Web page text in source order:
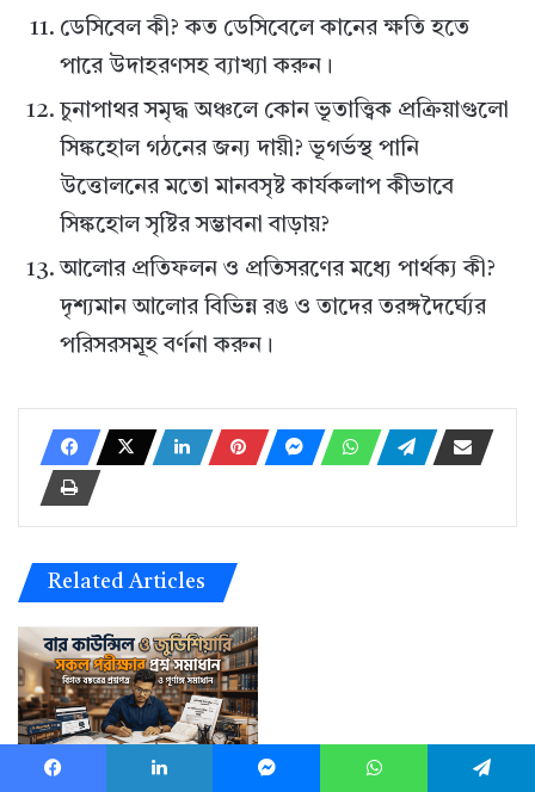
ডেসিবেল কী? কত ডেসিবেলে কানের ক্ষতি হতে
পারে উদাহরণসহ ব্যাখ্যা করুন।
চুনাপাথর সমৃদ্ধ অঞ্চলে কোন ভূতাত্ত্বিক প্রক্রিয়াগুলো
সিঙ্কহোল গঠনের জন্য দায়ী? ভূগর্ভস্থ পানি
উত্তোলনের মতো মানবসৃষ্ট কার্যকলাপ কীভাবে
সিঙ্কহোল সৃষ্টির সম্ভাবনা বাড়ায়?
আলোর প্রতিফলন ও প্রতিসরণের মধ্যে পার্থক্য কী?
দৃশ্যমান আলোর বিভিন্ন রঙ ও তাদের তরঙ্গদৈর্ঘ্যের
পরিসরসমূহ বর্ণনা করুন।
Related Articles